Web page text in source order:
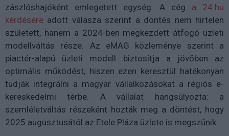
zászlóshajóként emlegetett egység. A cég a 24.hu
kérdésére adott válasza szerint a döntés nem hirtelen
született, hanem a 2024-ben megkezdett átfogó üzleti
modellváltás része. Az eMAG közleménye szerint a
piactér-alapú üzleti modell biztosítja a jövőben az
optimális működést, hiszen ezen keresztül hatékonyan
tudják integrálni a magyar vállalkozásokat a régiós e-
kereskedelmi térbe. A vállalat hangsúlyozta: a
szemléletváltás részeként hozták meg a döntést, hogy
2025 augusztusától az Etele Pláza üzlete is megszűnik.